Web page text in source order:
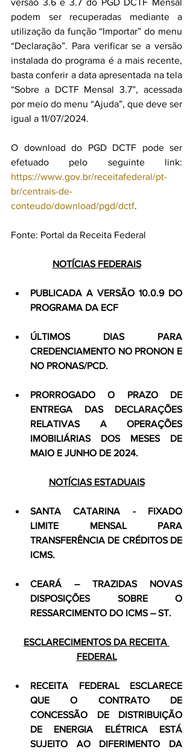
versão 3.6 e 3.7 do PGD DCTF Mensal
podem ser recuperadas mediante a
utilização da função “Importar” do menu
“Declaração”. Para verificar se a versão
instalada do programa é a mais recente,
basta conferir a data apresentada na tela
“Sobre a DCTF Mensal 3.7”, acessada
por meio do menu “Ajuda”, que deve ser
igual a 11/07/2024.
O download do PGD DCTF pode ser
https://www.gov.br/receitafederal/pt-
br/centrais-de-
conteudo/download/pgd/dctf.
Fonte: Portal da Receita Federal
NOTÍCIAS FEDERAIS
PUBLICADA A VERSÃO 10.0.9 DO
PROGRAMA DA ECF
ÚLTIMOS DIAS PARA
CREDENCIAMENTO NO PRONON E
NO PRONAS/PCD.
PRORROGADO O PRAZO DE
ENTREGA DAS DECLARAÇÕES
RELATIVAS A OPERAÇÕES
IMOBILIÁRIAS DOS MESES DE
MAIO E JUNHO DE 2024.
NOTÍCIAS ESTADUAIS
SANTA CATARINA - FIXADO
LIMITE MENSAL PARA
TRANSFERÊNCIA DE CRÉDITOS DE
ICMS.
CEARÁ – TRAZIDAS NOVAS
DISPOSIÇÕES SOBRE O
RESSARCIMENTO DO ICMS – ST.
ESCLARECIMENTOS DA RECEITA
FEDERAL
RECEITA FEDERAL ESCLARECE
QUE O CONTRATO DE
CONCESSÃO DE DISTRIBUIÇÃO
DE ENERGIA ELÉTRICA ESTÁ
SUJEITO AO DIFERIMENTO DA